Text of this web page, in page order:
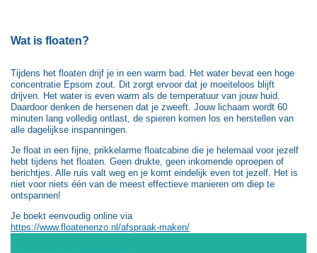
Wat is floaten?
Tijdens het floaten drijf je in een warm bad. Het water bevat een hoge
concentratie Epsom zout. Dit zorgt ervoor dat je moeiteloos blijft
drijven. Het water is even warm als de temperatuur van jouw huid.
Daardoor denken de hersenen dat je zweeft. Jouw lichaam wordt 60
minuten lang volledig ontlast, de spieren komen los en herstellen van
alle dagelijkse inspanningen.
Je float in een fijne, prikkelarme floatcabine die je helemaal voor jezelf
hebt tijdens het floaten. Geen drukte, geen inkomende oproepen of
berichtjes. Alle ruis valt weg en je komt eindelijk even tot jezelf. Het is
niet voor niets één van de meest effectieve manieren om diep te
ontspannen!
Je boekt eenvoudig online via
https://www.floatenenzo.nl/afspraak-maken/